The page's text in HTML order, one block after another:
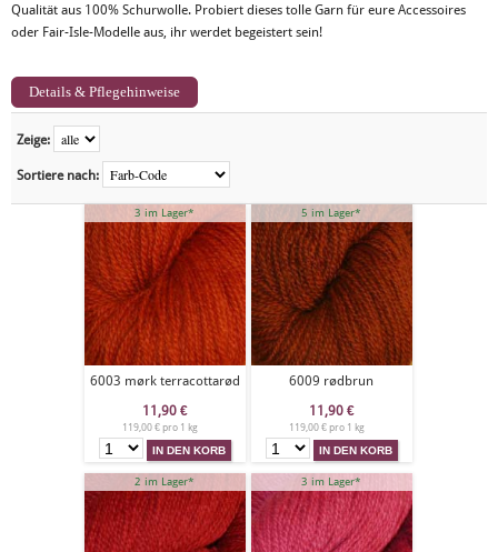
Qualität aus 100% Schurwolle. Probiert dieses tolle Garn für eure Accessoires
oder Fair-Isle-Modelle aus, ihr werdet begeistert sein!
Details & Pflegehinweise
Zeige:
Sortiere nach:
3 im Lager*
6003 mørk terracottarød
11,90 €
119,00 € pro 1 kg
5 im Lager*
6009 rødbrun
11,90 €
119,00 € pro 1 kg
2 im Lager* 3 im Lager*